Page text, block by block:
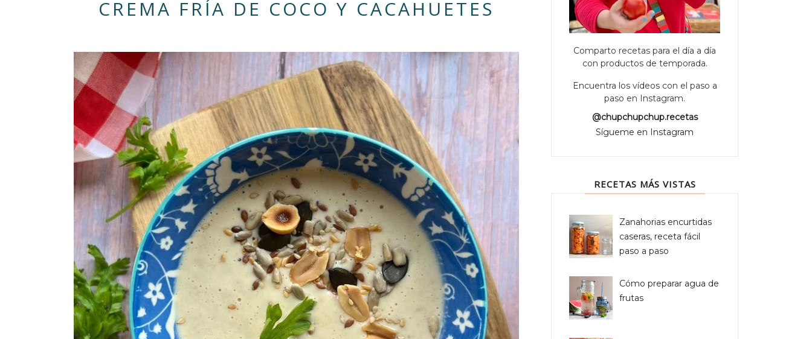
CREMA FRÍA DE COCO Y CACAHUETES
Comparto recetas para el día a día
con productos de temporada.
Encuentra los vídeos con el paso a
paso en Instagram.
@chupchupchup.recetas
Sígueme en Instagram
RECETAS MÁS VISTAS
Zanahorias encurtidas
caseras, receta fácil
paso a paso
Cómo preparar agua de
frutas